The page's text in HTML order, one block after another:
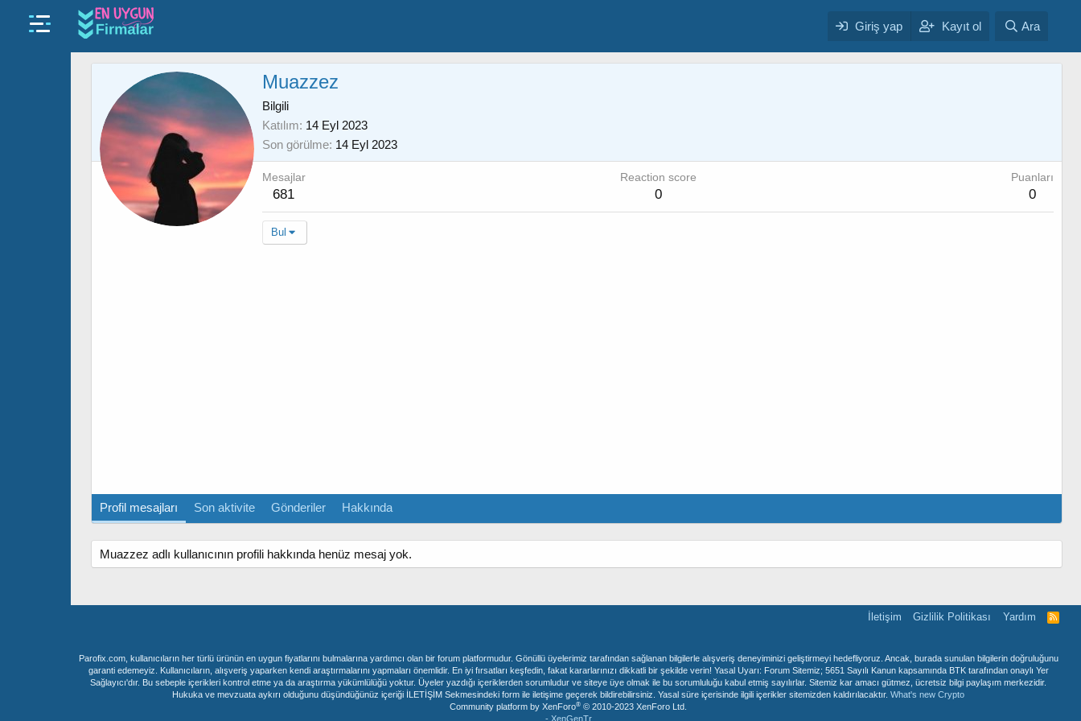
Giriş yap Kayıt ol Ara
Muazzez
Bilgili
Katılım 14 Eyl 2023
Son görülme 14 Eyl 2023
Mesajlar
681
Reaction score
0
Puanları
0
Bul
Profil mesajları Son aktivite Gönderiler Hakkında
Muazzez adlı kullanıcının profili hakkında henüz mesaj yok.
İletişim Gizlilik Politikası Yardım
R
Parofix.com, kullanıcıların her türlü ürünün en uygun fiyatlarını bulmalarına yardımcı olan bir forum platformudur. Gönüllü üyelerimiz tarafından sağlanan bilgilerle alışveriş deneyiminizi geliştirmeyi hedefliyoruz. Ancak, burada sunulan bilgilerin doğruluğunu
garanti edemeyiz. Kullanıcıların, alışveriş yaparken kendi araştırmalarını yapmaları önemlidir. En iyi fırsatları keşfedin, fakat kararlarınızı dikkatli bir şekilde verin! Yasal Uyarı: Forum Sitemiz; 5651 Sayılı Kanun kapsamında BTK tarafından onaylı Yer
Sağlayıcı'dır. Bu sebeple içerikleri kontrol etme ya da araştırma yükümlülüğü yoktur. Üyeler yazdığı içeriklerden sorumludur ve siteye üye olmak ile bu sorumluluğu kabul etmiş sayılırlar. Sitemiz kar amacı gütmez, ücretsiz bilgi paylaşım merkezidir.
Hukuka ve mevzuata aykırı olduğunu düşündüğünüz içeriği İLETİŞİM Sekmesindeki form ile iletişime geçerek bildirebilirsiniz. Yasal süre içerisinde ilgili içerikler sitemizden kaldırılacaktır.What's new Crypto
Community platform by XenForo® © 2010-2023 XenForo Ltd.
- XenGenTr